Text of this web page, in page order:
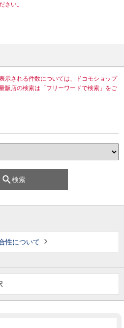
さい。
示される件数については、ドコモショップ
販店の検索は「フリーワードで検索」をご
検索
性について